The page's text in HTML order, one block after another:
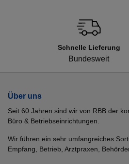
Schnelle Lieferung
Bundesweit
Über uns
Seit 60 Jahren sind wir von RBB der
Büro & Betriebseinrichtungen.
Wir führen ein sehr umfangreiches
Empfang, Betrieb, Arztpraxen,